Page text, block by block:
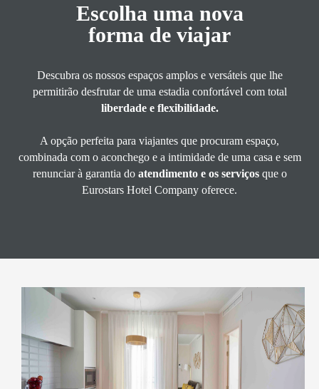
Escolha uma nova
forma de viajar
Descubra os nossos espaços amplos e versáteis que lhe
permitirão desfrutar de uma estadia confortável com total
liberdade e flexibilidade.
A opção perfeita para viajantes que procuram espaço,
combinada com o aconchego e a intimidade de uma casa e sem
renunciar à garantia do atendimento e os serviçosque o
Eurostars Hotel Company oferece.